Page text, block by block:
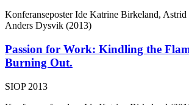
KonferanseposterIde Katrine Birkeland, Astrid
Anders Dysvik (2013)
Passion for Work: Kindling the
Burning Out.
SIOP 2013